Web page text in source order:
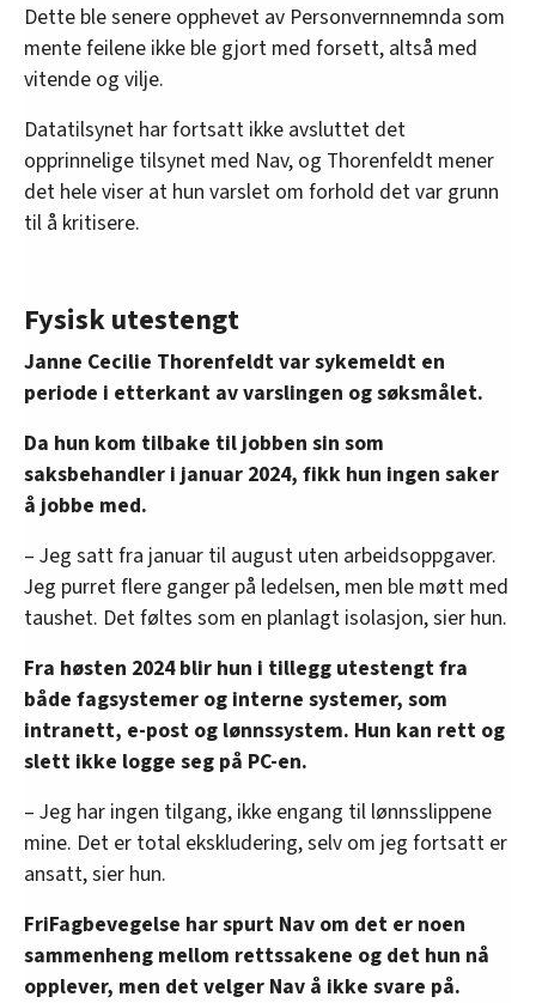
Dette ble senere opphevet av Personvernnemnda som
mente feilene ikke ble gjort med forsett, altså med
vitende og vilje.
Datatilsynet har fortsatt ikke avsluttet det
opprinnelige tilsynet med Nav, og Thorenfeldt mener
det hele viser at hun varslet om forhold det var grunn
til å kritisere.
Fysisk utestengt
Janne Cecilie Thorenfeldt var sykemeldt en
periode i etterkant av varslingen og søksmålet.
Da hun kom tilbake til jobben sin som
saksbehandler i januar 2024, fikk hun ingen saker
å jobbe med.
– Jeg satt fra januar til august uten arbeidsoppgaver.
Jeg purret flere ganger på ledelsen, men ble møtt med
taushet. Det føltes som en planlagt isolasjon, sier hun.
Fra høsten 2024 blir hun i tillegg utestengt fra
både fagsystemer og interne systemer, som
intranett, e-post og lønnssystem. Hun kan rett og
slett ikke logge seg på PC-en.
– Jeg har ingen tilgang, ikke engang til lønnsslippene
mine. Det er total ekskludering, selv om jeg fortsatt er
ansatt, sier hun.
FriFagbevegelse har spurt Nav om det er noen
sammenheng mellom rettssakene og det hun nå
opplever, men det velger Nav å ikke svare på.